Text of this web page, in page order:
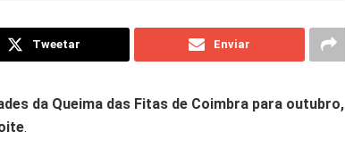
Tweetar Enviar
da Queima das Fitas de Coimbra para outubro,
.